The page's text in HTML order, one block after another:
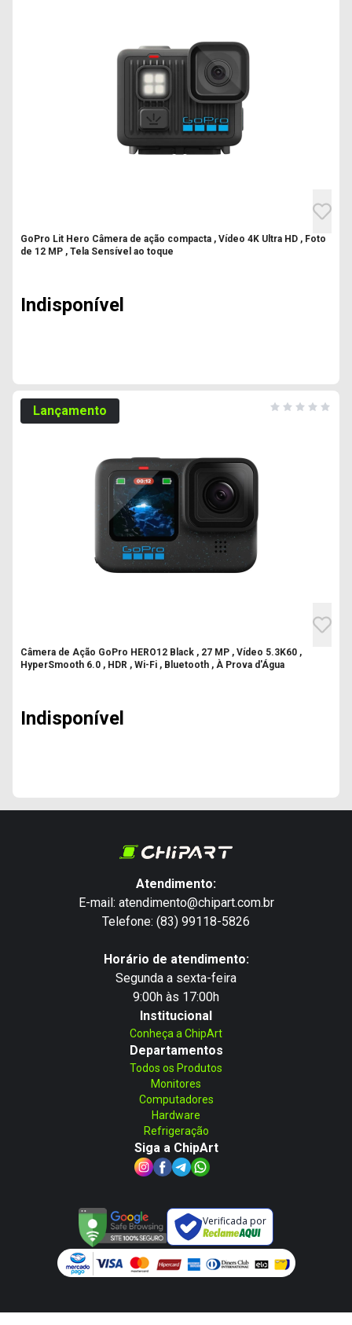
GoPro Lit Hero Câmera de ação compacta , Vídeo 4K Ultra HD , Foto
de 12 MP , Tela Sensível ao toque
Indisponível
Lançamento
Câmera de Ação GoPro HERO12 Black , 27 MP , Vídeo 5.3K60 ,
HyperSmooth 6.0 , HDR , Wi-Fi , Bluetooth , À Prova d'Água
Indisponível
Atendimento:
E-mail: atendimento@chipart.com.br
Telefone: (83) 99118-5826
Horário de atendimento:
Segunda a sexta-feira
9:00h às 17:00h
Institucional
Conheça a ChipArt
Departamentos
Todos os Produtos
Monitores
Computadores
Hardware
Refrigeração
Siga a ChipArt
Verificada por